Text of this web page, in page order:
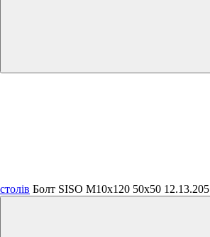
столів Болт SISO М10х120 50х50 12.13.205